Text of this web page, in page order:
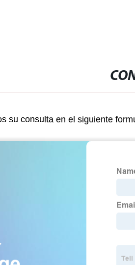
su consulta en el siguiente